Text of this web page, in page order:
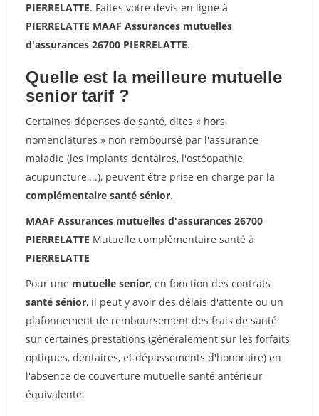
PIERRELATTE. Faites votre devis en ligne à
PIERRELATTE MAAF Assurances mutuelles
d'assurances 26700 PIERRELATTE.
Quelle est la meilleure mutuelle
senior tarif ?
Certaines dépenses de santé, dites « hors
nomenclatures » non remboursé par l'assurance
maladie (les implants dentaires, l'ostéopathie,
acupuncture,...), peuvent être prise en charge par la
complémentaire santé sénior.
MAAF Assurances mutuelles d'assurances 26700
PIERRELATTE Mutuelle complémentaire santé à
PIERRELATTE
Pour une mutuelle senior, en fonction des contrats
santé sénior, il peut y avoir des délais d'attente ou un
plafonnement de remboursement des frais de santé
sur certaines prestations (généralement sur les forfaits
optiques, dentaires, et dépassements d'honoraire) en
l'absence de couverture mutuelle santé antérieur
équivalente.